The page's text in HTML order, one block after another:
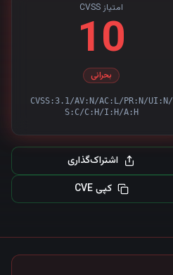
امتیاز CVSS
10
بحرانی
CVSS:3.1/AV:N/AC:L/PR:N/UI:N/
S:C/C:H/I:H/A:H
اشتراک‌گذاری
کپی CVE